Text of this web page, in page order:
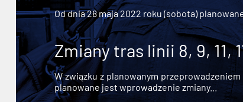
Od dnia 28 maja 2022 roku (sobota)
Zmiany tras linii 8, 9, 11,
W związku z planowanym
planowane jest wprowadzenie zmiany...